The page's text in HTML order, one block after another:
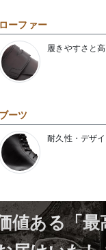
ローファー
履きやすさと
ブーツ
耐久性・デザイ
値ある「